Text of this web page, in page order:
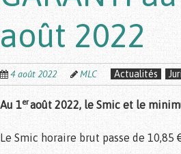
août 2022
4 août 2022 MLC Actualités
Au 1eraoût 2022, le Smic et le
Le Smic horaire brut passe de 10,85